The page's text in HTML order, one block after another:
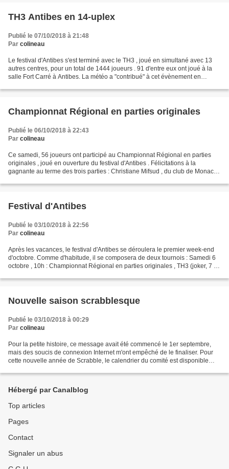
TH3 Antibes en 14-uplex
Publié le 07/10/2018 à 21:48
Par colineau
Le festival d'Antibes s'est terminé avec le TH3 , joué en simultané avec 13
autres centres, pour un total de 1444 joueurs . 91 d'entre eux ont joué à la
salle Fort Carré à Antibes. La météo a "contribué" à cet évènement en
Championnat Régional en parties originales
Publié le 06/10/2018 à 22:43
Par colineau
Ce samedi, 56 joueurs ont participé au Championnat Régional en parties
originales , joué en ouverture du festival d'Antibes . Félicitations à la
gagnante au terme des trois parties : Christiane Mifsud , du club de Monaco,
Festival d'Antibes
Publié le 03/10/2018 à 22:56
Par colineau
Après les vacances, le festival d'Antibes se déroulera le premier week-end
d'octobre. Comme d'habitude, il se composera de deux tournois : Samedi 6
octobre , 10h : Championnat Régional en parties originales , TH3 (joker, 7 et
Nouvelle saison scrabblesque
Publié le 03/10/2018 à 00:29
Par colineau
Pour la petite histoire, ce message avait été commencé le 1er septembre,
mais des soucis de connexion Internet m'ont empêché de le finaliser. Pour
cette nouvelle année de Scrabble, le calendrier du comité est disponible
Hébergé par Canalblog
Top articles
Pages
Contact
Signaler un abus